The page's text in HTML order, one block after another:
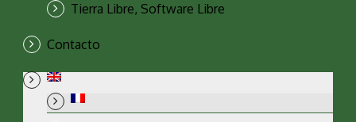
Tierra Libre, Software Libre
Contacto